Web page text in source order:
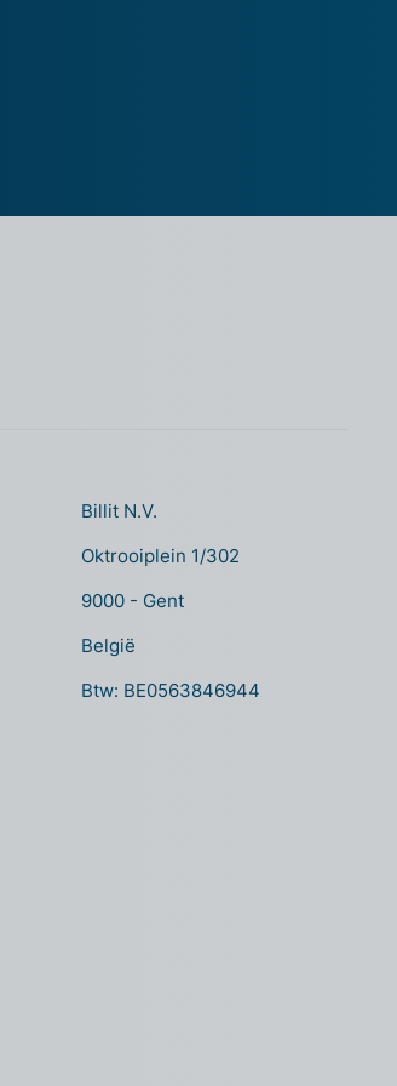
Billit N.V.
Oktrooiplein 1/302
9000 - Gent
België
Btw: BE0563846944